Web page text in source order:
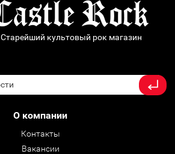
Старейший культовый рок магазин
О компании
Контакты
Вакансии